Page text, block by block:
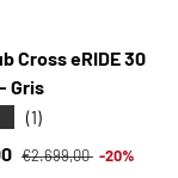
Cross eRIDE 30
Gris
(1)
venta
Precio normal
€2.699,00 -20%